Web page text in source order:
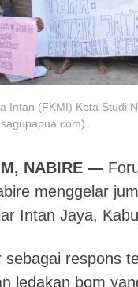
Intan (FKMI) Kota Studi
NABIRE —
menggelar
Intan Jaya,
sebagai respons
ledakan bom